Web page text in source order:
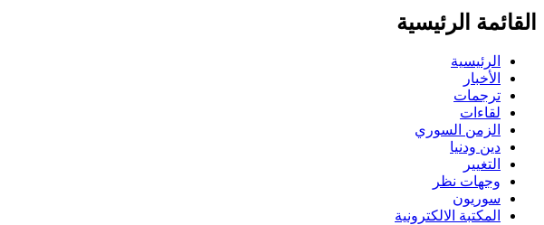
القائمة الرئيسية
الرئيسية
الأخبار
ترجمات
لقاءات
الزمن السوري
دين ودنيا
التغيير
وجهات نظر
سوريون
المكتبة الالكترونية